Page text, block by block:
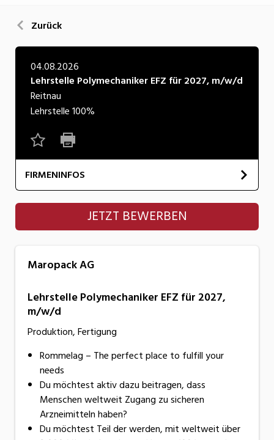
Kultur
Natur
Verkehr/Logistik
Wirtschaft/Verwaltung
Zurück
04.08.2026
Lehrstelle Polymechaniker EFZ für 2027, m/w/d
Reitnau
Lehrstelle100%
FIRMENINFOS
Maropack AG
JETZT BEWERBEN
Maropack AG
Lehrstelle Polymechaniker EFZ für 2027,
m/w/d
Produktion, Fertigung
Rommelag – The perfect place to fulfill your
needs
Du möchtest aktiv dazu beitragen, dass
Menschen weltweit Zugang zu sicheren
Arzneimitteln haben?
Du möchtest Teil der werden, mit weltweit über